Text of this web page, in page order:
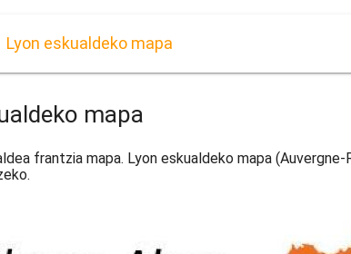
Lyon eskualdeko mapa
mapa
frantzia mapa. Lyon eskualdeko mapa